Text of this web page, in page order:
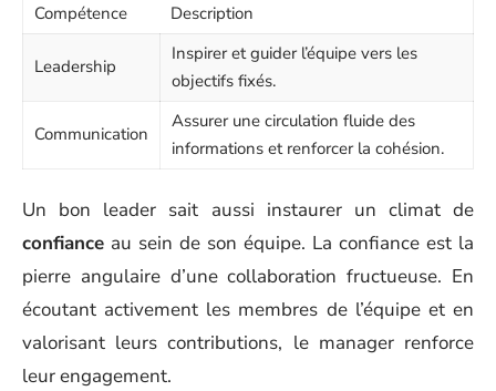
Compétence Description
Leadership
Inspirer et guider l’équipe vers les
objectifs fixés.
Communication
Assurer une circulation fluide des
informations et renforcer la cohésion.
Un bon leader sait aussi instaurer un climat de
confiance au sein de son équipe. La confiance est la
pierre angulaire d’une collaboration fructueuse. En
écoutant activement les membres de l’équipe et en
valorisant leurs contributions, le manager renforce
leur engagement.